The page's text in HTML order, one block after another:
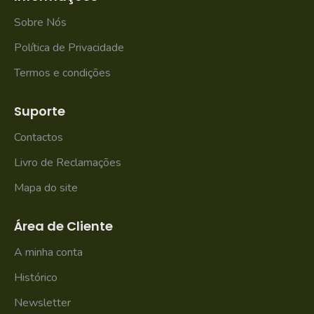
Sobre Nós
Política de Privacidade
Termos e condições
Suporte
Contactos
Livro de Reclamações
Mapa do site
Área de Cliente
A minha conta
Histórico
Newsletter